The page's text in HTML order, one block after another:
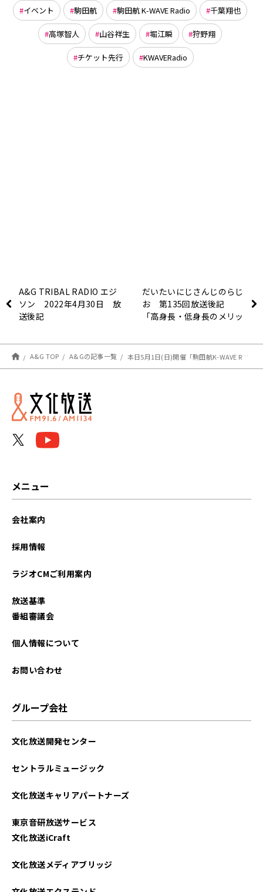
イベント 駒田航 駒田航 K-WAVE Radio 千葉翔也
高塚智人 山谷祥生 堀江瞬 狩野翔
チケット先行 KWAVERadio
A&G TRIBAL RADIO エジ
ソン 2022年4月30日 放
送後記
だいたいにじさんじのらじ
お 第135回放送後記
「高身長・低身長のメリッ
A&G TOP A&Gの記事一覧 本日5月1日(日)開催「駒田航K-WAVE Radio」3周年記念イベント。当日券も発売！ゲストは第一部狩野翔、山谷祥生、第二部高塚智人、千葉翔也、堀江瞬
メニュー
会社案内
採用情報
ラジオCMご利用案内
放送基準
番組審議会
個人情報について
お問い合わせ
グループ会社
文化放送開発センター
セントラルミュージック
文化放送キャリアパートナーズ
東京音研放送サービス
文化放送iCraft
文化放送メディアブリッジ